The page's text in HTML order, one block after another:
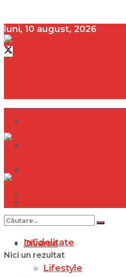
luni, 10 august, 2026
Internațional
Diverse
Lifestyle
Infidelitate
Nici un rezultat